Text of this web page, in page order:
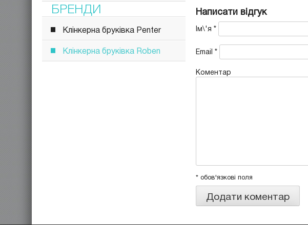
БРЕНДИ
Клінкерна бруківка Penter
Клінкерна бруківка Roben
Написати відгук
Ім\'я *
Email *
Коментар
* обов'язкові поля